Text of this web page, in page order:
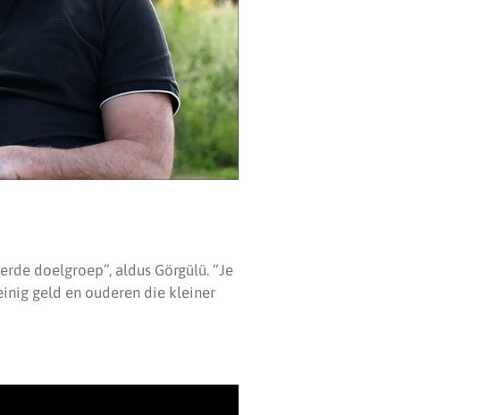
doelgroep”, aldus Görgülü. “Je
geld en ouderen die kleiner